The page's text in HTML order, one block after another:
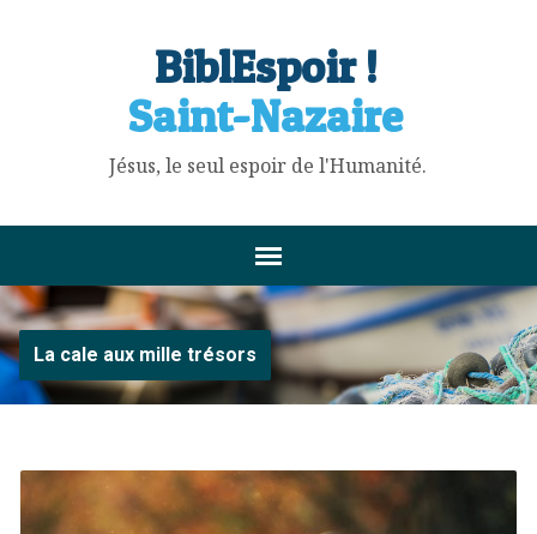
BiblEspoir !
Saint-Nazaire
Jésus, le seul espoir de l'Humanité.
La cale aux mille trésors